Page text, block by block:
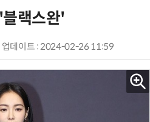
랙스완'
업데이트 : 2024-02-26 11:59